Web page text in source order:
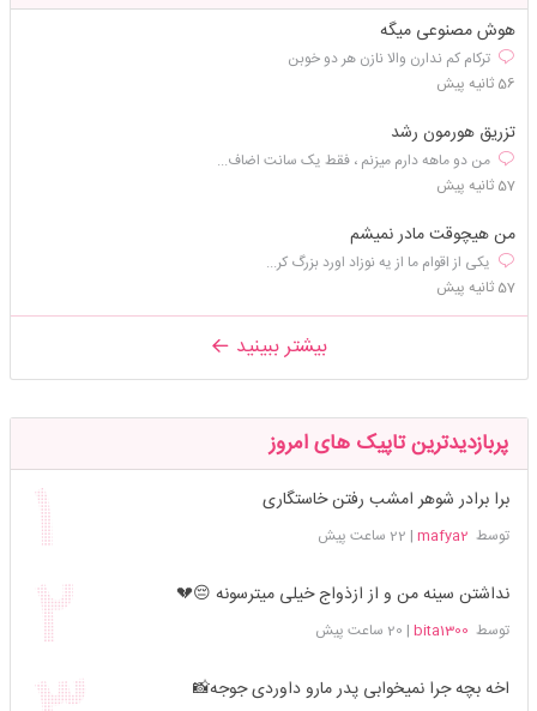
هوش مصنوعی میگه
ترکام کم ندارن والا نازن هر دو خوبن
56 ثانیه پیش
تزریق هورمون رشد
من دو ماهه دارم میزنم ، فقط یک سانت اضاف...
57 ثانیه پیش
من هیچوقت مادر نمیشم
یکی از اقوام ما از یه نوزاد اورد بزرگ کر...
57 ثانیه پیش
بیشتر ببینید
پربازدیدترین تاپیک های امروز
برا برادر شوهر امشب رفتن خاستگاری
توسط mafya2
| 22 ساعت پیش
نداشتن سینه من و از ازذواج خیلی میترسونه 😔💔
توسط bita1300
| 20 ساعت پیش
اخه بچه جرا نمیخوابی پدر مارو داوردی جوجه📸